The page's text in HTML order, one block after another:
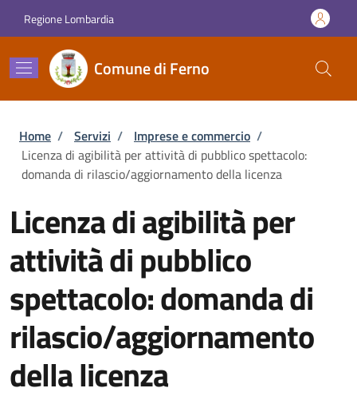
Regione Lombardia
Comune di Ferno
Briciole di pane
Home / Servizi / Imprese e commercio /
Licenza di agibilità per attività di pubblico spettacolo:
domanda di rilascio/aggiornamento della licenza
Licenza di agibilità per
attività di pubblico
spettacolo: domanda di
rilascio/aggiornamento
della licenza